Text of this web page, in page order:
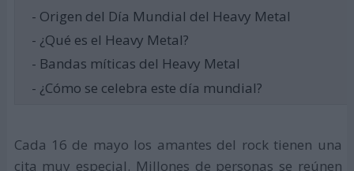
- Origen del Día Mundial del Heavy Metal
- ¿Qué es el Heavy Metal?
- Bandas míticas del Heavy Metal
- ¿Cómo se celebra este día mundial?
Cada 16 de mayo los amantes del rock tienen una
cita muy especial. Millones de personas se reúnen